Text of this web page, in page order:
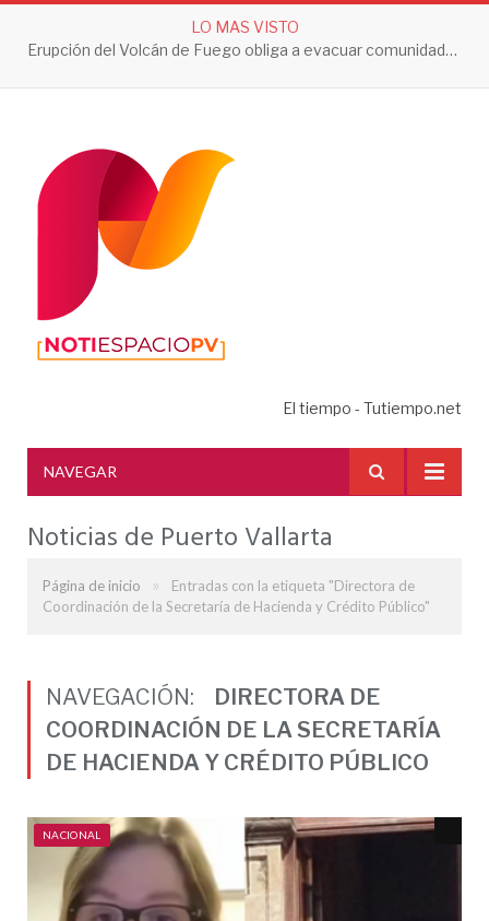
LO MAS VISTO
Erupción del Volcán de Fuego obliga a evacuar comunidades y mantiene en alerta a Guatemala
El tiempo - Tutiempo.net
NAVEGAR
Noticias de Puerto Vallarta
Página de inicio »
Entradas con la etiqueta "Directora de
Coordinación de la Secretaría de Hacienda y Crédito Público"
NAVEGACIÓN:
DIRECTORA DE
COORDINACIÓN DE LA SECRETARÍA
DE HACIENDA Y CRÉDITO PÚBLICO
NACIONAL